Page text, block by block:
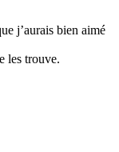
j’aurais bien aimé
les trouve.